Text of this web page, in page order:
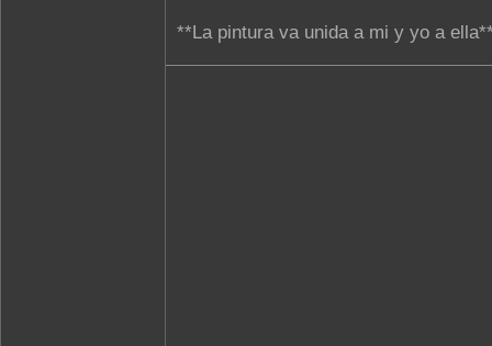
**La pintura va unida a mi y yo a